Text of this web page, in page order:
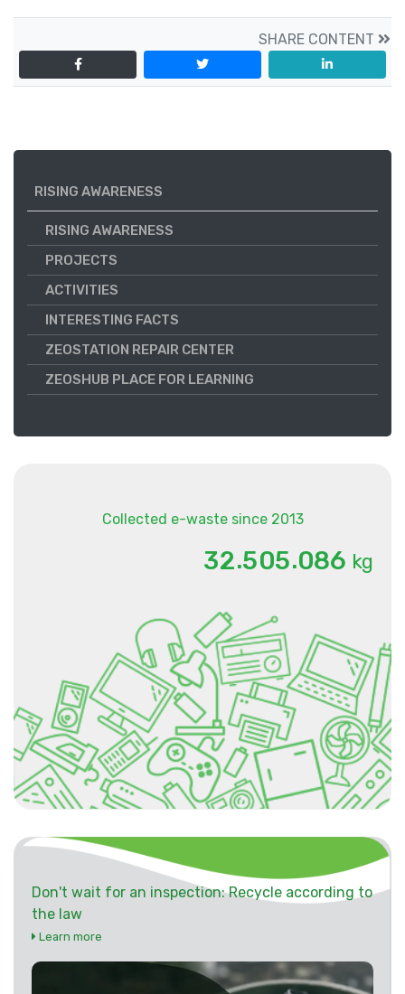
SHARE CONTENT
RISING AWARENESS
RISING AWARENESS
PROJECTS
ACTIVITIES
INTERESTING FACTS
ZEOSTATION REPAIR CENTER
ZEOSHUB PLACE FOR LEARNING
Collected e-waste since 2013
32.505.086 kg
Don't wait for an inspection: Recycle according to
the law
Learn more